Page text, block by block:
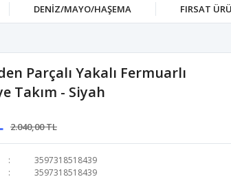
DENİZ/MAYO/HAŞEMA FIRSAT
Parçalı Yakalı Fermuarlı
Takım - Siyah
2.040,00 TL
3597318518439
3597318518439